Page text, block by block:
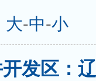
大-中-小
发区：